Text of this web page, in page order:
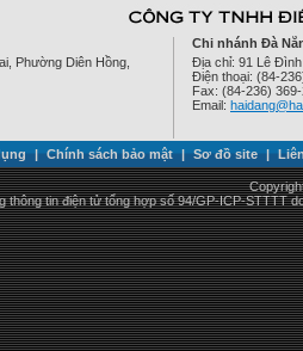
Phường Diên Hồng,
Chi nhánh Đà
Địa chỉ: 91 Lê
Điện thoại: (84-
Fax: (84-236)
Email:
| Chính sách bảo mật | Sơ đồ site |
thông tin điện tử tổng hợp số 94/GP-ICP-STTTT